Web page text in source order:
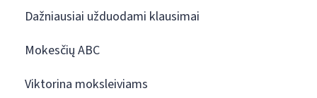
Dažniausiai užduodami klausimai
Mokesčių ABC
Viktorina moksleiviams